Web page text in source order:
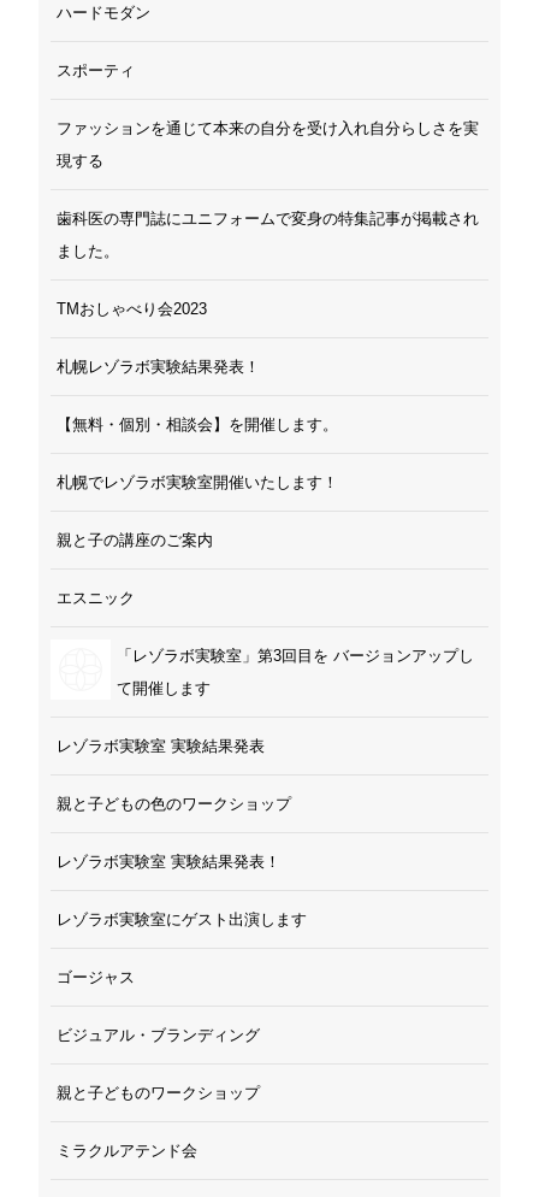
ハードモダン
スポーティ
ファッションを通じて本来の自分を受け入れ自分らしさを実
現する
歯科医の専門誌にユニフォームで変身の特集記事が掲載され
ました。
TMおしゃべり会2023
札幌レゾラボ実験結果発表！
【無料・個別・相談会】を開催します。
札幌でレゾラボ実験室開催いたします！
親と子の講座のご案内
エスニック
「レゾラボ実験室」第3回目を バージョンアップし
て開催します
レゾラボ実験室 実験結果発表
親と子どもの色のワークショップ
レゾラボ実験室 実験結果発表！
レゾラボ実験室にゲスト出演します
ゴージャス
ビジュアル・ブランディング
親と子どものワークショップ
ミラクルアテンド会